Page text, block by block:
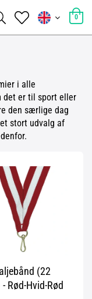
0
i alle
det er til sport eller
den særlige dag
stort udvalg af
(22
Rød-Hvid-Rød